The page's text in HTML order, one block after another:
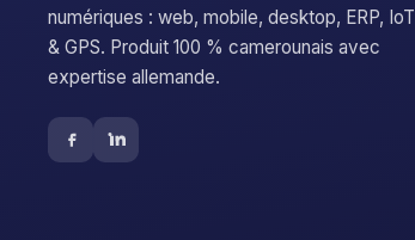
numériques : web, mobile, desktop, ERP, IoT
& GPS. Produit 100 % camerounais avec
expertise allemande.